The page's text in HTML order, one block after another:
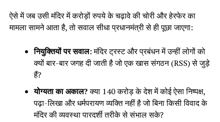
ऐसे में जब उसी मंदिर में करोड़ों रुपये के चढ़ावे की चोरी और हेरफेर का
मामला सामने आता है, तो सवाल सीधा प्रधानमंत्री से ही पूछा जाएगा:
नियुक्तियों पर सवाल:मंदिर ट्रस्ट और प्रबंधन में उन्हीं लोगों को
क्यों बार-बार जगह दी जाती है जो एक खास संगठन (RSS) से जुड़े
हैं?
योग्यता का अकाल?क्या 140 करोड़ के देश में कोई ऐसा निष्पक्ष,
पढ़ा-लिखा और धर्मपरायण व्यक्ति नहीं है जो बिना किसी विवाद के
मंदिर की व्यवस्था पारदर्शी तरीके से संभाल सके?